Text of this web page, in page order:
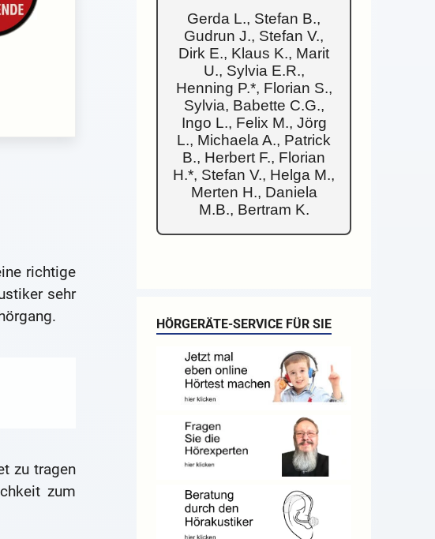
richtige
sehr
zu tragen
zum
Gerda L., Stefan B.,
Gudrun J., Stefan V.,
Dirk E., Klaus K., Marit
U., Sylvia E.R.,
Henning P.*, Florian S.,
Sylvia, Babette C.G.,
Ingo L., Felix M., Jörg
L., Michaela A., Patrick
B., Herbert F., Florian
H.*, Stefan V., Helga M.,
Merten H., Daniela
M.B., Bertram K.
HÖRGERÄTE-SERVICE FÜR SIE